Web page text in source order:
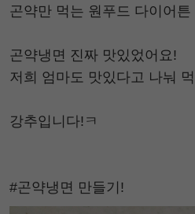
곤약만 먹는 원푸드 다이어
곤약냉면 진짜 맛있었어요!
저희 엄마도 맛있다고 나눠
강추입니다!ㅋ
#곤약냉면 만들기!